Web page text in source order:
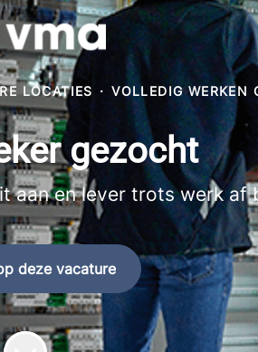
LOCATIES · VOLLEDIG WERKEN
gezocht
aan en lever trots werk
deze vacature